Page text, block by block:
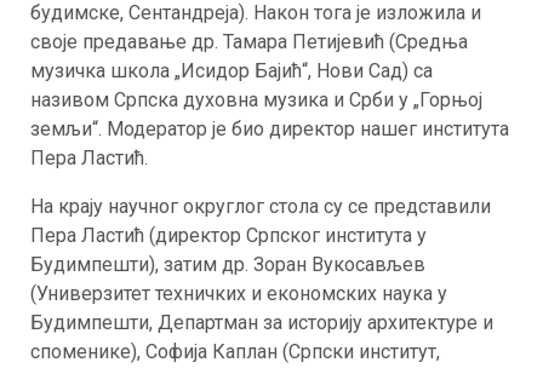
будимске, Сентандреја). Након тога је изложила и
своје предавање др. Тамара Петијевић (Средња
музичка школа „Исидор Бајић“, Нови Сад) са
називом Српска духовна музика и Срби у „Горњој
земљи“. Модератор је био директор нашег института
Пера Ластић.
На крају научног округлог стола су се представили
Пера Ластић (директор Српског института у
Будимпешти), затим др. Зоран Вукосављев
(Универзитет техничких и економских наука у
Будимпешти, Департман за историју архитектype и
споменике), Софија Каплан (Српски институт,